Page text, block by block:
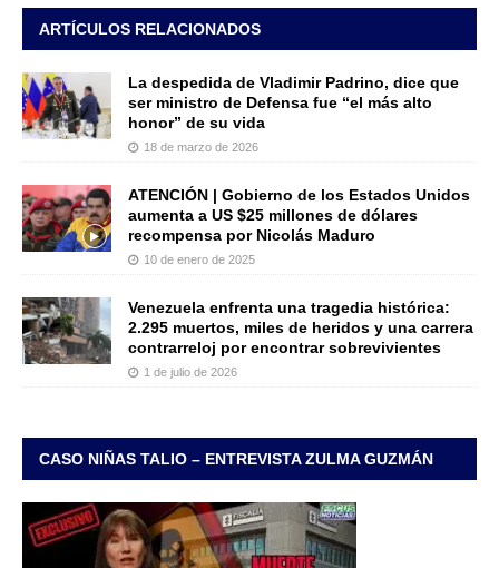
ARTÍCULOS RELACIONADOS
La despedida de Vladimir Padrino, dice que
ser ministro de Defensa fue “el más alto
honor” de su vida
18 de marzo de 2026
ATENCIÓN | Gobierno de los Estados Unidos
aumenta a US $25 millones de dólares
recompensa por Nicolás Maduro
10 de enero de 2025
Venezuela enfrenta una tragedia histórica:
2.295 muertos, miles de heridos y una carrera
contrarreloj por encontrar sobrevivientes
1 de julio de 2026
CASO NIÑAS TALIO – ENTREVISTA ZULMA GUZMÁN